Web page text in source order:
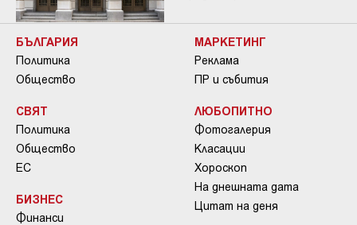
БЪЛГАРИЯ
Политика
Общество
СВЯТ
Политика
Общество
ЕС
БИЗНЕС
Финанси
МАРКЕТИНГ
Реклама
ПР и събития
ЛЮБОПИТНО
Фотогалерия
Класации
Хороскоп
На днешната дата
Цитат на деня